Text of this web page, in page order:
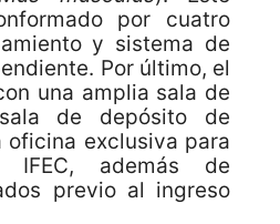
por cuatro
y sistema de
Por último, el
una amplia sala de
de depósito de
oficina exclusiva para
IFEC, además de
previo al ingreso